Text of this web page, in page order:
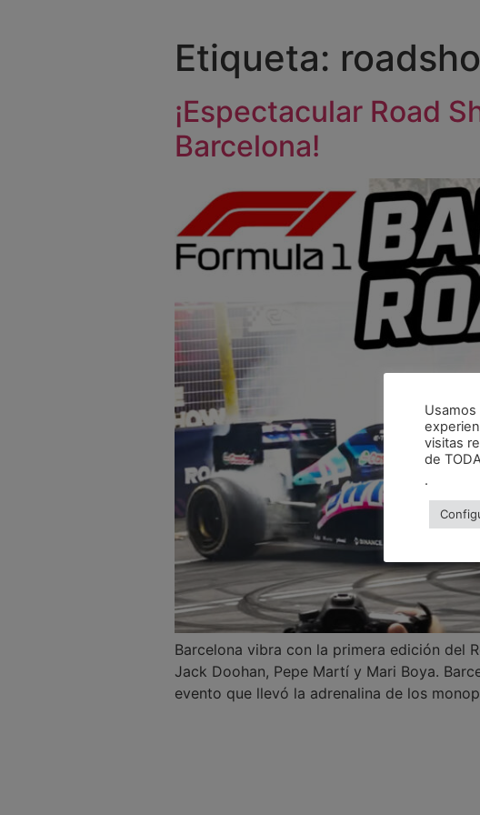
Etiqueta:
¡Espectacular Road
Barcelona!
Barcelona vibra con la primera edición del
Jack Doohan, Pepe Martí y Mari Boya.
evento que llevó la adrenalina de los
visitas
de
.